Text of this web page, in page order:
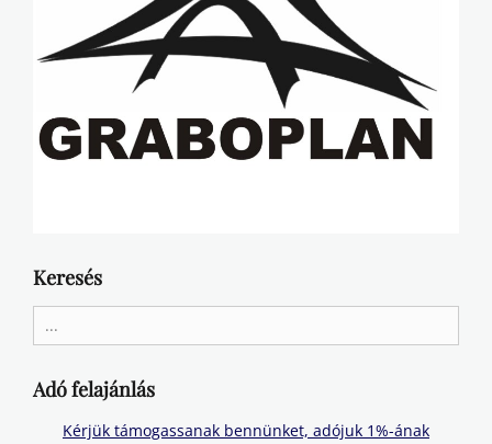
Keresés
for:
Adó felajánlás
Kérjük támogassanak bennünket, adójuk 1%-ának